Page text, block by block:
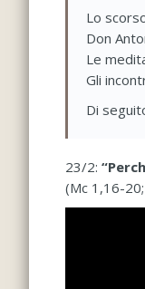
Lo
Don
Le
Gli
Di
23/2:
(Mc 1,16-